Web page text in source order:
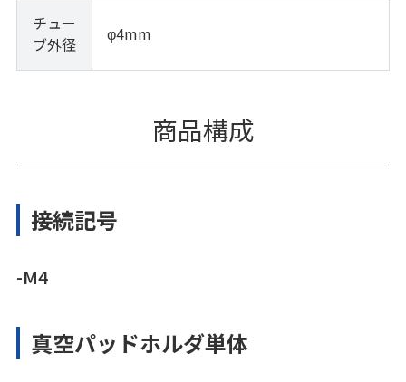
チュー
ブ外径
φ4mm
商品構成
接続記号
-M4
真空パッドホルダ単体